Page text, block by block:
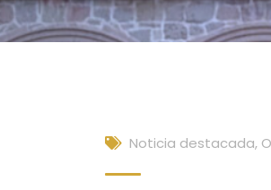
Noticia destacada,